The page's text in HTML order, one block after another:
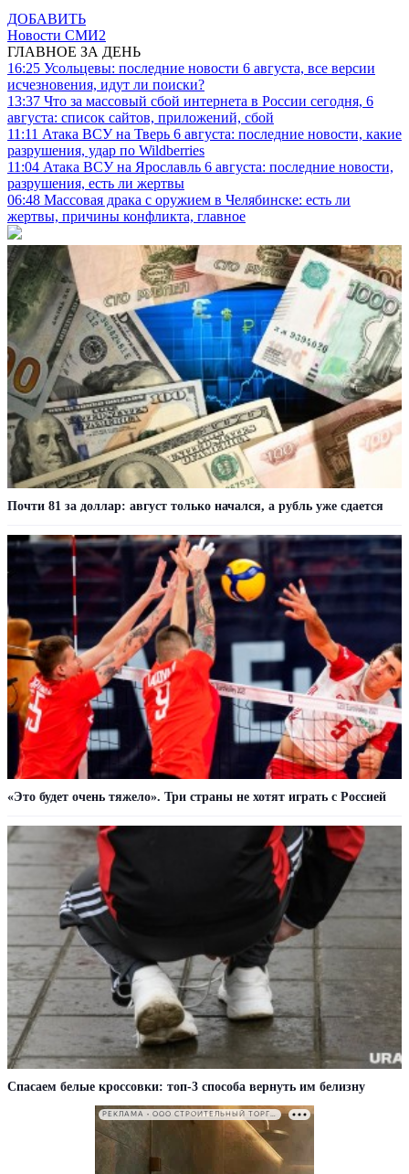
ДОБАВИТЬ
Новости СМИ2
ГЛАВНОЕ ЗА ДЕНЬ
16:25 Усольцевы: последние новости 6 августа, все версии
исчезновения, идут ли поиски?
13:37 Что за массовый сбой интернета в России сегодня, 6
августа: список сайтов, приложений, сбой
11:11 Атака ВСУ на Тверь 6 августа: последние новости, какие
разрушения, удар по Wildberries
11:04 Атака ВСУ на Ярославль 6 августа: последние новости,
разрушения, есть ли жертвы
06:48 Массовая драка с оружием в Челябинске: есть ли
жертвы, причины конфликта, главное
Почти 81 за доллар: август только начался, а рубль уже сдается
«Это будет очень тяжело». Три страны не хотят играть с Россией
Спасаем белые кроссовки: топ-3 способа вернуть им белизну
РЕКЛАМА • ООО СТРОИТЕЛЬНЫЙ ТОРГОВЫЙ ДОМ «ПЕТРОВИЧ». ИНН: 7802348846